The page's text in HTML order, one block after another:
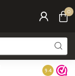
0
Gratis
9.4